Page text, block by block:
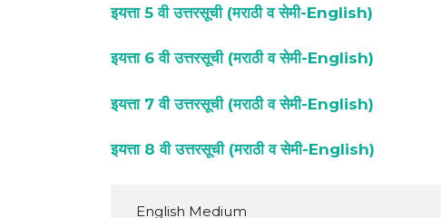
इयत्ता 5 वी उत्तरसूची (मराठी व सेमी-English)
इयत्ता 6 वी उत्तरसूची (मराठी व सेमी-English)
इयत्ता 7 वी उत्तरसूची (मराठी व सेमी-English)
इयत्ता 8 वी उत्तरसूची (मराठी व सेमी-English)
  English Medium